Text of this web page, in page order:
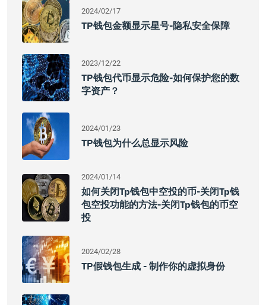
2024/02/17
TP钱包金额显示星号-隐私安全保障
2023/12/22
TP钱包代币显示危险-如何保护您的数
字资产？
2024/01/23
TP钱包为什么总显示风险
2024/01/14
如何关闭tp钱包中空投的币-关闭tp钱
包空投功能的方法-关闭tp钱包的币空
投
2024/02/28
TP假钱包生成 - 制作你的虚拟身份